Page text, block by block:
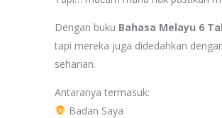
Dengan buku Bahasa Melayu 6
tapi mereka juga didedahkan
seharian.
Antaranya termasuk:
Badan Saya